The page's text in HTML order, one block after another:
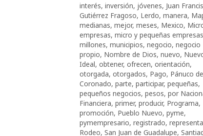
interés, inversión, jóvenes, Juan
Gutiérrez Fragoso, Lerdo, manera,
medianas, mejor, meses, Mexico,
empresas, micro y pequeñas empresas
millones, municipios, negocio, negocio
propio, Nombre de Dios, nuevo,
Ideal, obtener, ofrecen, orientación,
otorgada, otorgados, Pago, Pánuco de
Coronado, parte, participar, pequeñas,
pequeños negocios, pesos, por
Financiera, primer, producir, Programa,
promoción, Pueblo Nuevo, pyme,
pymempresario, registrado, representa
Rodeo, San Juan de Guadalupe,